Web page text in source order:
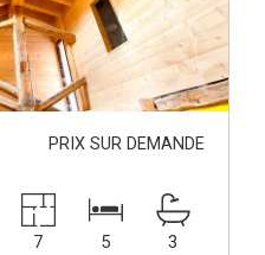
PRIX SUR DEMANDE
7 5 3